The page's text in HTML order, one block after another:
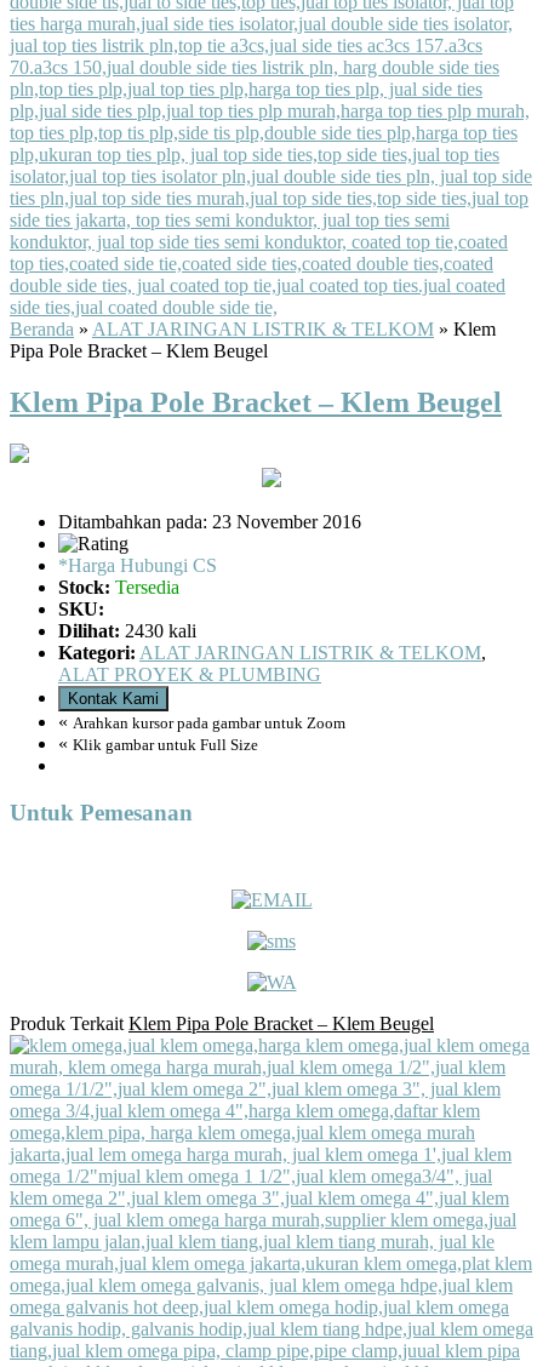
Beranda » ALAT JARINGAN LISTRIK & TELKOM » Klem
Pipa Pole Bracket – Klem Beugel
Klem Pipa Pole Bracket – Klem Beugel
Ditambahkan pada: 23 November 2016
*Harga Hubungi CS
Stock: Tersedia
SKU:
Dilihat: 2430 kali
Kategori: ALAT JARINGAN LISTRIK & TELKOM,
ALAT PROYEK & PLUMBING
Kontak Kami
« Arahkan kursor pada gambar untuk Zoom
« Klik gambar untuk Full Size
Untuk Pemesanan
Produk Terkait Klem Pipa Pole Bracket – Klem Beugel